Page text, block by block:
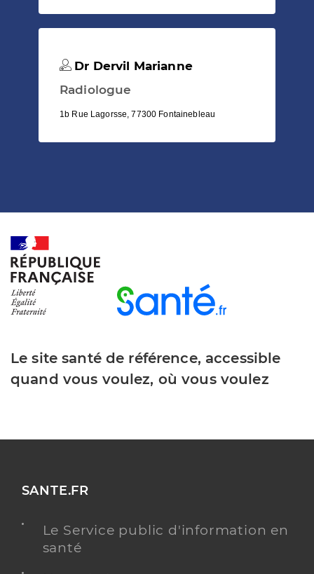
Dr Dervil Marianne
Radiologue
1b Rue Lagorsse, 77300 Fontainebleau
Le site santé de référence, accessible
quand vous voulez, où vous voulez
SANTE.FR
Le Service public d'information en
santé